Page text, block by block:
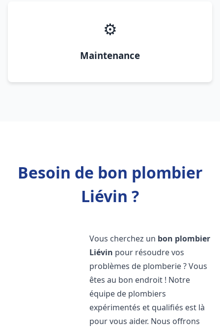
⚙️
Maintenance
Besoin de bon plombier
Liévin ?
Vous cherchez un bon plombier
Liévin pour résoudre vos
problèmes de plomberie ? Vous
êtes au bon endroit ! Notre
équipe de plombiers
expérimentés et qualifiés est là
pour vous aider. Nous offrons